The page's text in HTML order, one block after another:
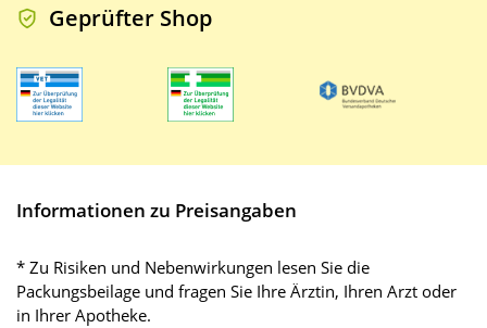
Geprüfter Shop
Informationen zu Preisangaben
* Zu Risiken und Nebenwirkungen lesen Sie die
Packungsbeilage und fragen Sie Ihre Ärztin, Ihren Arzt oder
in Ihrer Apotheke.